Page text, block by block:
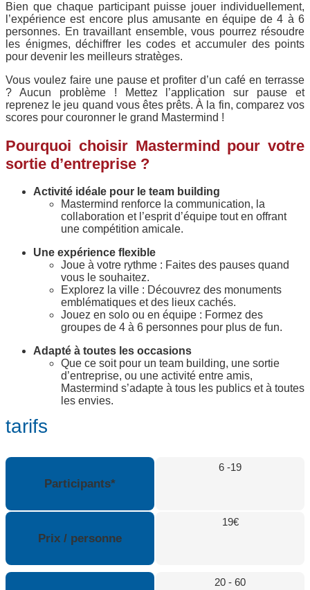
Bien que chaque participant puisse jouer individuellement,
l’expérience est encore plus amusante en équipe de 4 à 6
personnes. En travaillant ensemble, vous pourrez résoudre
les énigmes, déchiffrer les codes et accumuler des points
pour devenir les meilleurs stratèges.
Vous voulez faire une pause et profiter d’un café en terrasse
? Aucun problème ! Mettez l’application sur pause et
reprenez le jeu quand vous êtes prêts. À la fin, comparez vos
scores pour couronner le grand Mastermind !
Pourquoi choisir Mastermind pour votre
sortie d’entreprise ?
Activité idéale pour le team building
Mastermind renforce la communication, la
collaboration et l’esprit d’équipe tout en offrant
une compétition amicale.
Une expérience flexible
Joue à votre rythme : Faites des pauses quand
vous le souhaitez.
Explorez la ville : Découvrez des monuments
emblématiques et des lieux cachés.
Jouez en solo ou en équipe : Formez des
groupes de 4 à 6 personnes pour plus de fun.
Adapté à toutes les occasions
Que ce soit pour un team building, une sortie
d’entreprise, ou une activité entre amis,
Mastermind s’adapte à tous les publics et à toutes
les envies.
tarifs
Participants*
6 -19
Prix / personne
19€
20 - 60